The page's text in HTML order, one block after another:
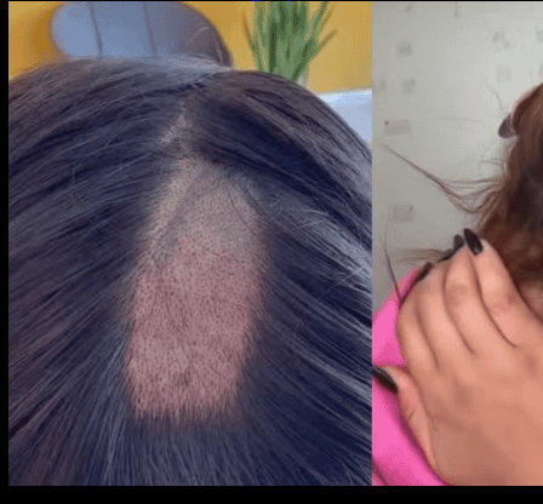
após mulheres relatarem cortes excessivos de
cabelo